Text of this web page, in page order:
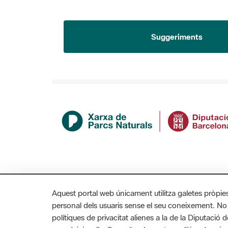
Suggeriments
Aquest portal web únicament utilitza galetes
personal dels usuaris sense el seu coneixement.
polítiques de privacitat alienes a la de la Diputació